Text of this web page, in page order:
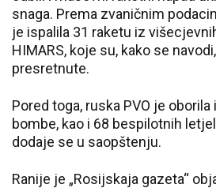
snaga. Prema zvaničnim
je ispalila 31 raketu iz
HIMARS, koje su, kako se
presretnute.
Pored toga, ruska PVO je
bombe, kao i 68 bespilotnih
dodaje se u saopštenju.
Ranije je „Rosijskaja gazeta“